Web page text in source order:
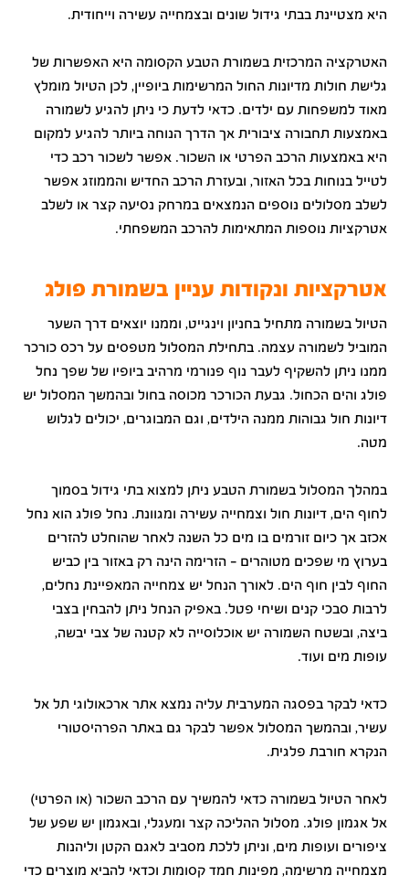
היא מצטיינת בבתי גידול שונים ובצמחייה עשירה וייחודית.
האטרקציה המרכזית בשמורת הטבע הקסומה היא האפשרות של
גלישת חולות מדיונות החול המרשימות ביופיין, לכן הטיול מומלץ
מאוד למשפחות עם ילדים. כדאי לדעת כי ניתן להגיע לשמורה
באמצעות תחבורה ציבורית אך הדרך הנוחה ביותר להגיע למקום
היא באמצעות הרכב הפרטי או השכור. אפשר לשכור רכב כדי
לטייל בנוחות בכל האזור, ובעזרת הרכב החדיש והממוזג אפשר
לשלב מסלולים נוספים הנמצאים במרחק נסיעה קצר או לשלב
אטרקציות נוספות המתאימות להרכב המשפחתי.
אטרקציות ונקודות עניין בשמורת פולג
הטיול בשמורה מתחיל בחניון וינגייט, וממנו יוצאים דרך השער
המוביל לשמורה עצמה. בתחילת המסלול מטפסים על רכס כורכר
ממנו ניתן להשקיף לעבר נוף פנורמי מרהיב ביופיו של שפך נחל
פולג והים הכחול. גבעת הכורכר מכוסה בחול ובהמשך המסלול יש
דיונות חול גבוהות ממנה הילדים, וגם המבוגרים, יכולים לגלוש
מטה.
במהלך המסלול בשמורת הטבע ניתן למצוא בתי גידול בסמוך
לחוף הים, דיונות חול וצמחייה עשירה ומגוונת. נחל פולג הוא נחל
אכזב אך כיום זורמים בו מים כל השנה לאחר שהוחלט להזרים
בערוץ מי שפכים מטוהרים - הזרימה הינה רק באזור בין כביש
החוף לבין חוף הים. לאורך הנחל יש צמחייה המאפיינת נחלים,
לרבות סבכי קנים ושיחי פטל. באפיק הנחל ניתן להבחין בצבי
ביצה, ובשטח השמורה יש אוכלוסייה לא קטנה של צבי יבשה,
עופות מים ועוד.
כדאי לבקר בפסגה המערבית עליה נמצא אתר ארכאולוגי תל אל
עשיר, ובהמשך המסלול אפשר לבקר גם באתר הפרהיסטורי
הנקרא חורבת פלגית.
לאחר הטיול בשמורה כדאי להמשיך עם הרכב השכור (או הפרטי)
אל אגמון פולג. מסלול ההליכה קצר ומעגלי, ובאגמון יש שפע של
ציפורים ועופות מים, וניתן ללכת מסביב לאגם הקטן וליהנות
מצמחייה מרשימה, מפינות חמד קסומות וכדאי להביא מוצרים כדי